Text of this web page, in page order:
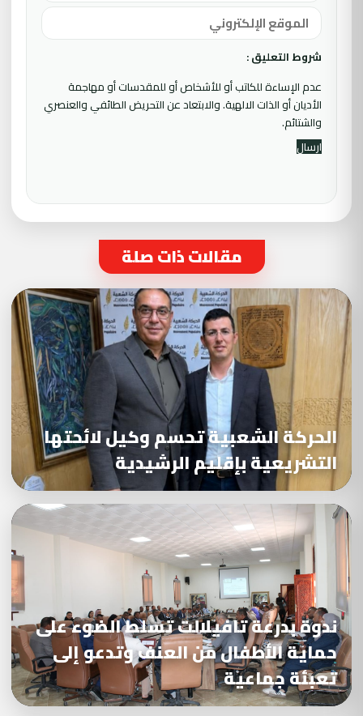
شروط التعليق :
عدم الإساءة للكاتب أو للأشخاص أو للمقدسات أو مهاجمة
الأديان أو الذات الالهية. والابتعاد عن التحريض الطائفي والعنصري
والشتائم.
مقالات ذات صلة
الحركة الشعبية تحسم وكيل لائحتها
التشريعية بإقليم الرشيدية
ندوة بدرعة تافيلالت تسلط الضوء على
حماية الأطفال من العنف وتدعو إلى
تعبئة جماعية